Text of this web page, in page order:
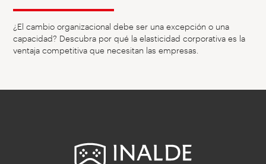
¿El cambio organizacional debe ser una excepción o una
capacidad? Descubra por qué la elasticidad corporativa es la
ventaja competitiva que necesitan las empresas.